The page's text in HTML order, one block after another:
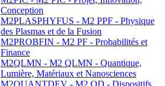
Conception
M2PLASPHYFUS - M2 PPF - Physique
des Plasmas et de la Fusion
M2PROBFIN - M2 PF - Probabilités et
Finance
M2QLMN - M2 QLMN - Quantique,
Lumière, Matériaux et Nanosciences
M2QUANTDEV - M2 QD - Dispositifs